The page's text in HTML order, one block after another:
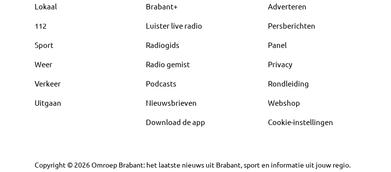
Lokaal
112
Sport
Weer
Verkeer
Uitgaan
Brabant+
Luister live radio
Radiogids
Radio gemist
Podcasts
Nieuwsbrieven
Download de app
Adverteren
Persberichten
Panel
Privacy
Rondleiding
Webshop
Cookie-instellingen
Copyright © 2026Omroep Brabant: het laatste nieuws uit Brabant, sport en informatie uit jouw regio.